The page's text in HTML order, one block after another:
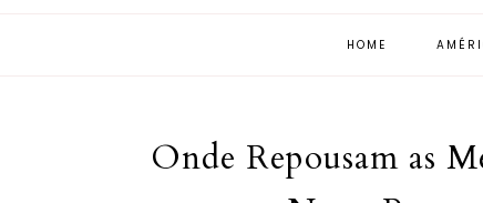
HOME
Onde Repousam as